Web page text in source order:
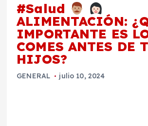
#Salud
ALIMENTACIÓN:
IMPORTANTE ES
COMES ANTES DE
HIJOS?
GENERAL julio 10, 2024